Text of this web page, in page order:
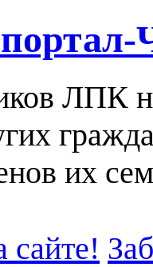
ЛПК
их
сайте!